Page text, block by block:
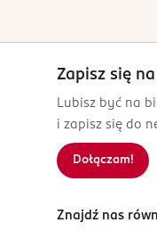
Zapisz się
Lubisz być na
i zapisz się do
Dołączam!
Znajdź nas